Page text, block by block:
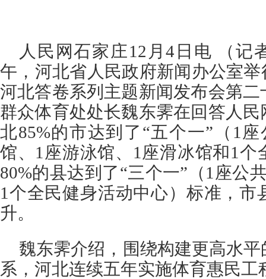
人民网石家庄12月4日电 （记
午，河北省人民政府新闻办公室
河北答卷系列主题新闻发布会第
群众体育处处长魏东霁在回答人
北85%的市达到了“五个一”（1
馆、1座游泳馆、1座滑冰馆和1个
80%的县达到了“三个一”（1座公
1个全民健身活动中心）标准，市
升。
魏东霁介绍，围绕构建更高水
系，河北连续五年实施体育惠民工